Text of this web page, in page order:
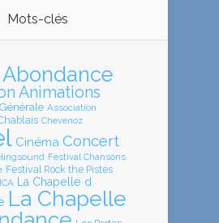
Mots-clés
Abondance
Animations
Association
Chevenoz
Cinéma Concert
Festival Chansons
Festival Rock the Pistes
La Chapelle d
La Chapelle